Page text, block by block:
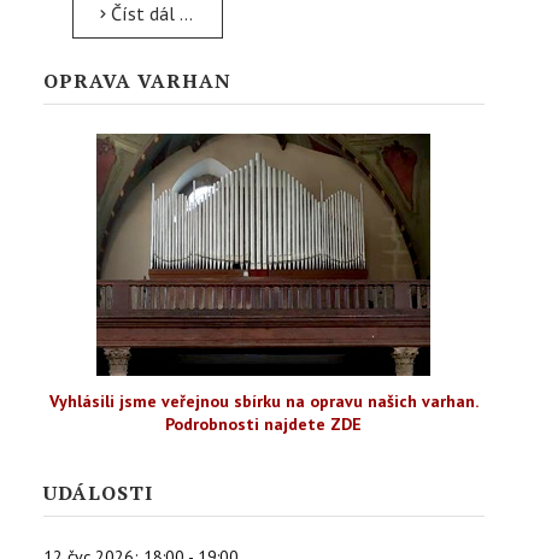
Číst dál …
OPRAVA VARHAN
Vyhlásili jsme veřejnou sbírku na opravu našich varhan.
Podrobnosti najdete ZDE
UDÁLOSTI